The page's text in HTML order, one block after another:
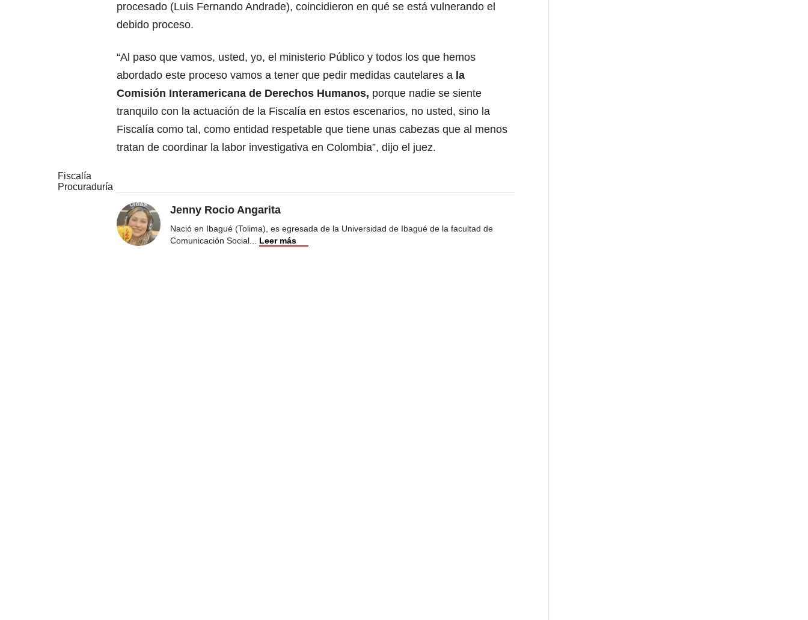
procesado (Luis Fernando Andrade), coincidieron en qué se está vulnerando el
debido proceso.
“Al paso que vamos, usted, yo, el ministerio Público y todos los que hemos
abordado este proceso vamos a tener que pedir medidas cautelares a la
Comisión Interamericana de Derechos Humanos, porque nadie se siente
tranquilo con la actuación de la Fiscalía en estos escenarios, no usted, sino la
Fiscalía como tal, como entidad respetable que tiene unas cabezas que al menos
tratan de coordinar la labor investigativa en Colombia”, dijo el juez.
Fiscalía
Procuraduría
Jenny Rocio Angarita
Nació en Ibagué (Tolima), es egresada de la Universidad de Ibagué de la facultad de
Comunicación Social... Leer más